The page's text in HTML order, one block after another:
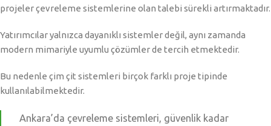
projeler çevreleme sistemlerine olan talebi sürekli artırmaktadır.
Yatırımcılar yalnızca dayanıklı sistemler değil, aynı zamanda
modern mimariyle uyumlu çözümler de tercih etmektedir.
Bu nedenle çim çit sistemleri birçok farklı proje tipinde
kullanılabilmektedir.
Ankara’da çevreleme sistemleri, güvenlik kadar